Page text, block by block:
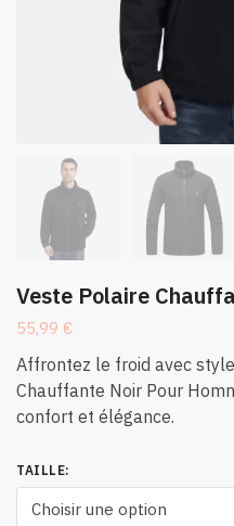
Veste Polaire
55,99 €
Affrontez le froid avec
Chauffante Noir Pour
confort et élégance.
TAILLE: